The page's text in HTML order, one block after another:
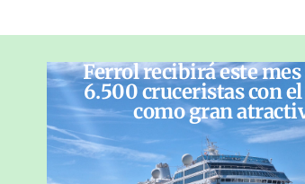
Ferrol recibirá este mes
6.500 cruceristas con
como gran